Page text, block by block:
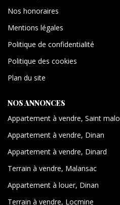
Nos honoraires
Mentions légales
Politique de confidentialité
Politique des cookies
Plan du site
NOS ANNONCES
Appartement à vendre, Saint malo
Appartement à vendre, Dinan
Appartement à vendre, Dinard
Terrain à vendre, Malansac
Appartement à louer, Dinan
Terrain à vendre, Locmine